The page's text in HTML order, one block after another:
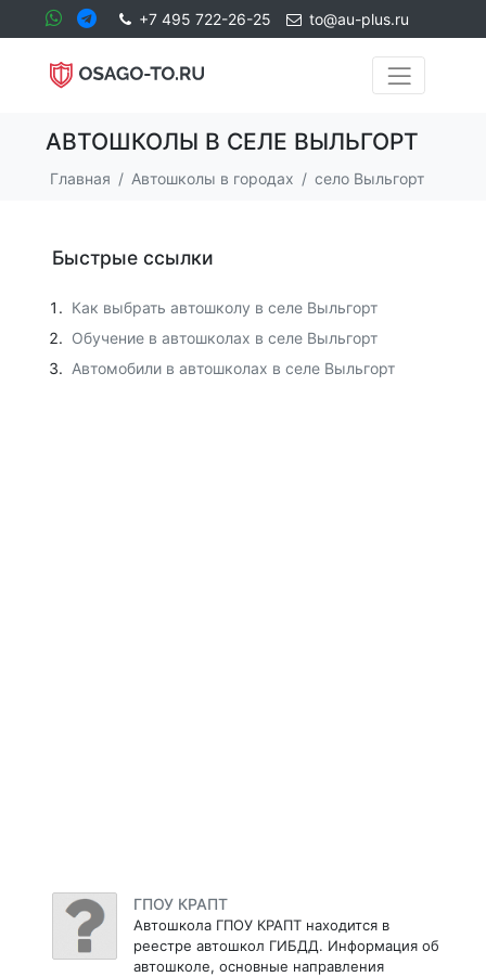
+7 495 722-26-25 to@au-plus.ru
АВТОШКОЛЫ В СЕЛЕ ВЫЛЬГОРТ
Главная Автошколы в городах село Выльгорт
Быстрые ссылки
Как выбрать автошколу в селе Выльгорт
Обучение в автошколах в селе Выльгорт
Автомобили в автошколах в селе Выльгорт
ГПОУ КРАПТ
Автошкола ГПОУ КРАПТ находится в
реестре автошкол ГИБДД. Информация об
автошколе, основные направления